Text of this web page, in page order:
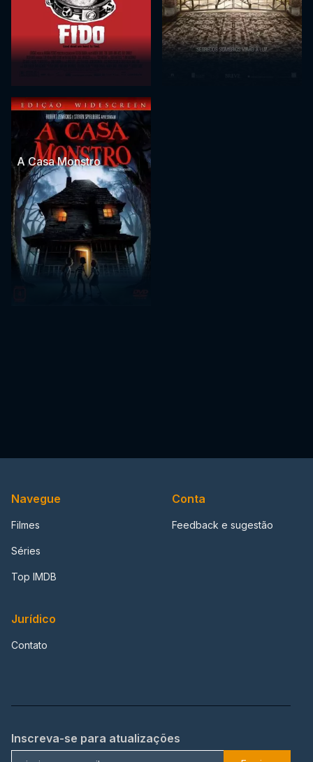
A Casa Monstro
Navegue
Filmes
Séries
Top IMDB
Conta
Feedback e sugestão
Jurídico
Contato
Inscreva-se para atualizações